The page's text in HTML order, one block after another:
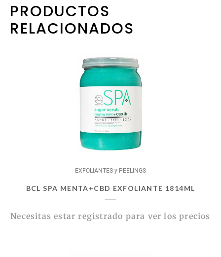
PRODUCTOS
RELACIONADOS
EXFOLIANTES y PEELINGS
BCL SPA MENTA+CBD EXFOLIANTE 1814ML
Necesitas estar registrado para ver los precios